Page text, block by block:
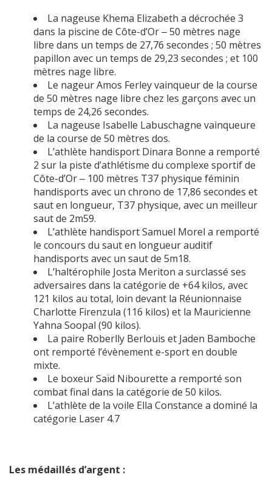
La nageuse Khema Elizabeth a décrochée 3
dans la piscine de Côte-d’Or ‒ 50 mètres nage
libre dans un temps de 27,76 secondes ; 50 mètres
papillon avec un temps de 29,23 secondes ; et 100
mètres nage libre.
Le nageur Amos Ferley vainqueur de la course
de 50 mètres nage libre chez les garçons avec un
temps de 24,26 secondes.
La nageuse Isabelle Labuschagne vainqueure
de la course de 50 mètres dos.
L’athlète handisport Dinara Bonne a remporté
2 sur la piste d’athlétisme du complexe sportif de
Côte-d’Or ‒ 100 mètres T37 physique féminin
handisports avec un chrono de 17,86 secondes et
saut en longueur, T37 physique, avec un meilleur
saut de 2m59.
L’athlète handisport Samuel Morel a remporté
le concours du saut en longueur auditif
handisports avec un saut de 5m18.
L’haltérophile Josta Meriton a surclassé ses
adversaires dans la catégorie de +64 kilos, avec
121 kilos au total, loin devant la Réunionnaise
Charlotte Firenzula (116 kilos) et la Mauricienne
Yahna Soopal (90 kilos).
La paire Roberlly Berlouis et Jaden Bamboche
ont remporté l’évènement e-sport en double
mixte.
Le boxeur Saïd Nibourette a remporté son
combat final dans la catégorie de 50 kilos.
L’athlète de la voile Ella Constance a dominé la
catégorie Laser 4.7
Les médaillés d’argent :